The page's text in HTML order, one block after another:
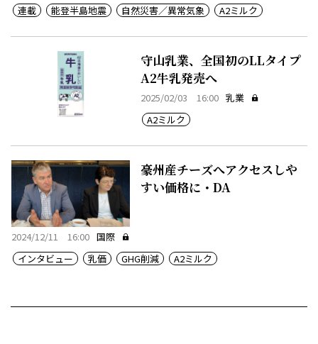
連載
能登半島地震 自然災害／異常気象 A2ミルク
守山乳業、全国初のLLタイプ
A2牛乳発売へ
2025/02/03 16:00 乳業
A2ミルク
豪州産チーズへアクセスしや
すい価格に・DA
2024/12/11 16:00 国際
インタビュー
乳価 GHG削減 A2ミルク